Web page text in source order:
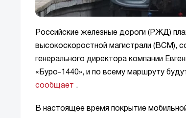
Российские железные дороги (РЖД)
высокоскоростной магистрали (ВСМ),
генерального директора компании
«Буро-1440», и по всему маршруту
сообщает .
В настоящее время покрытие